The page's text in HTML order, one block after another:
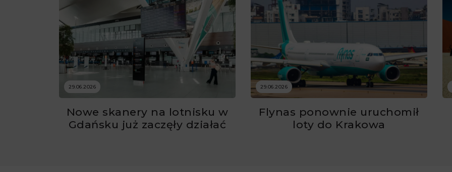
29.06.2026
Nowe skanery na lotnisku w
Gdańsku już zaczęły działać
29.06.2026
Flynas ponownie uruchomił
loty do Krakowa